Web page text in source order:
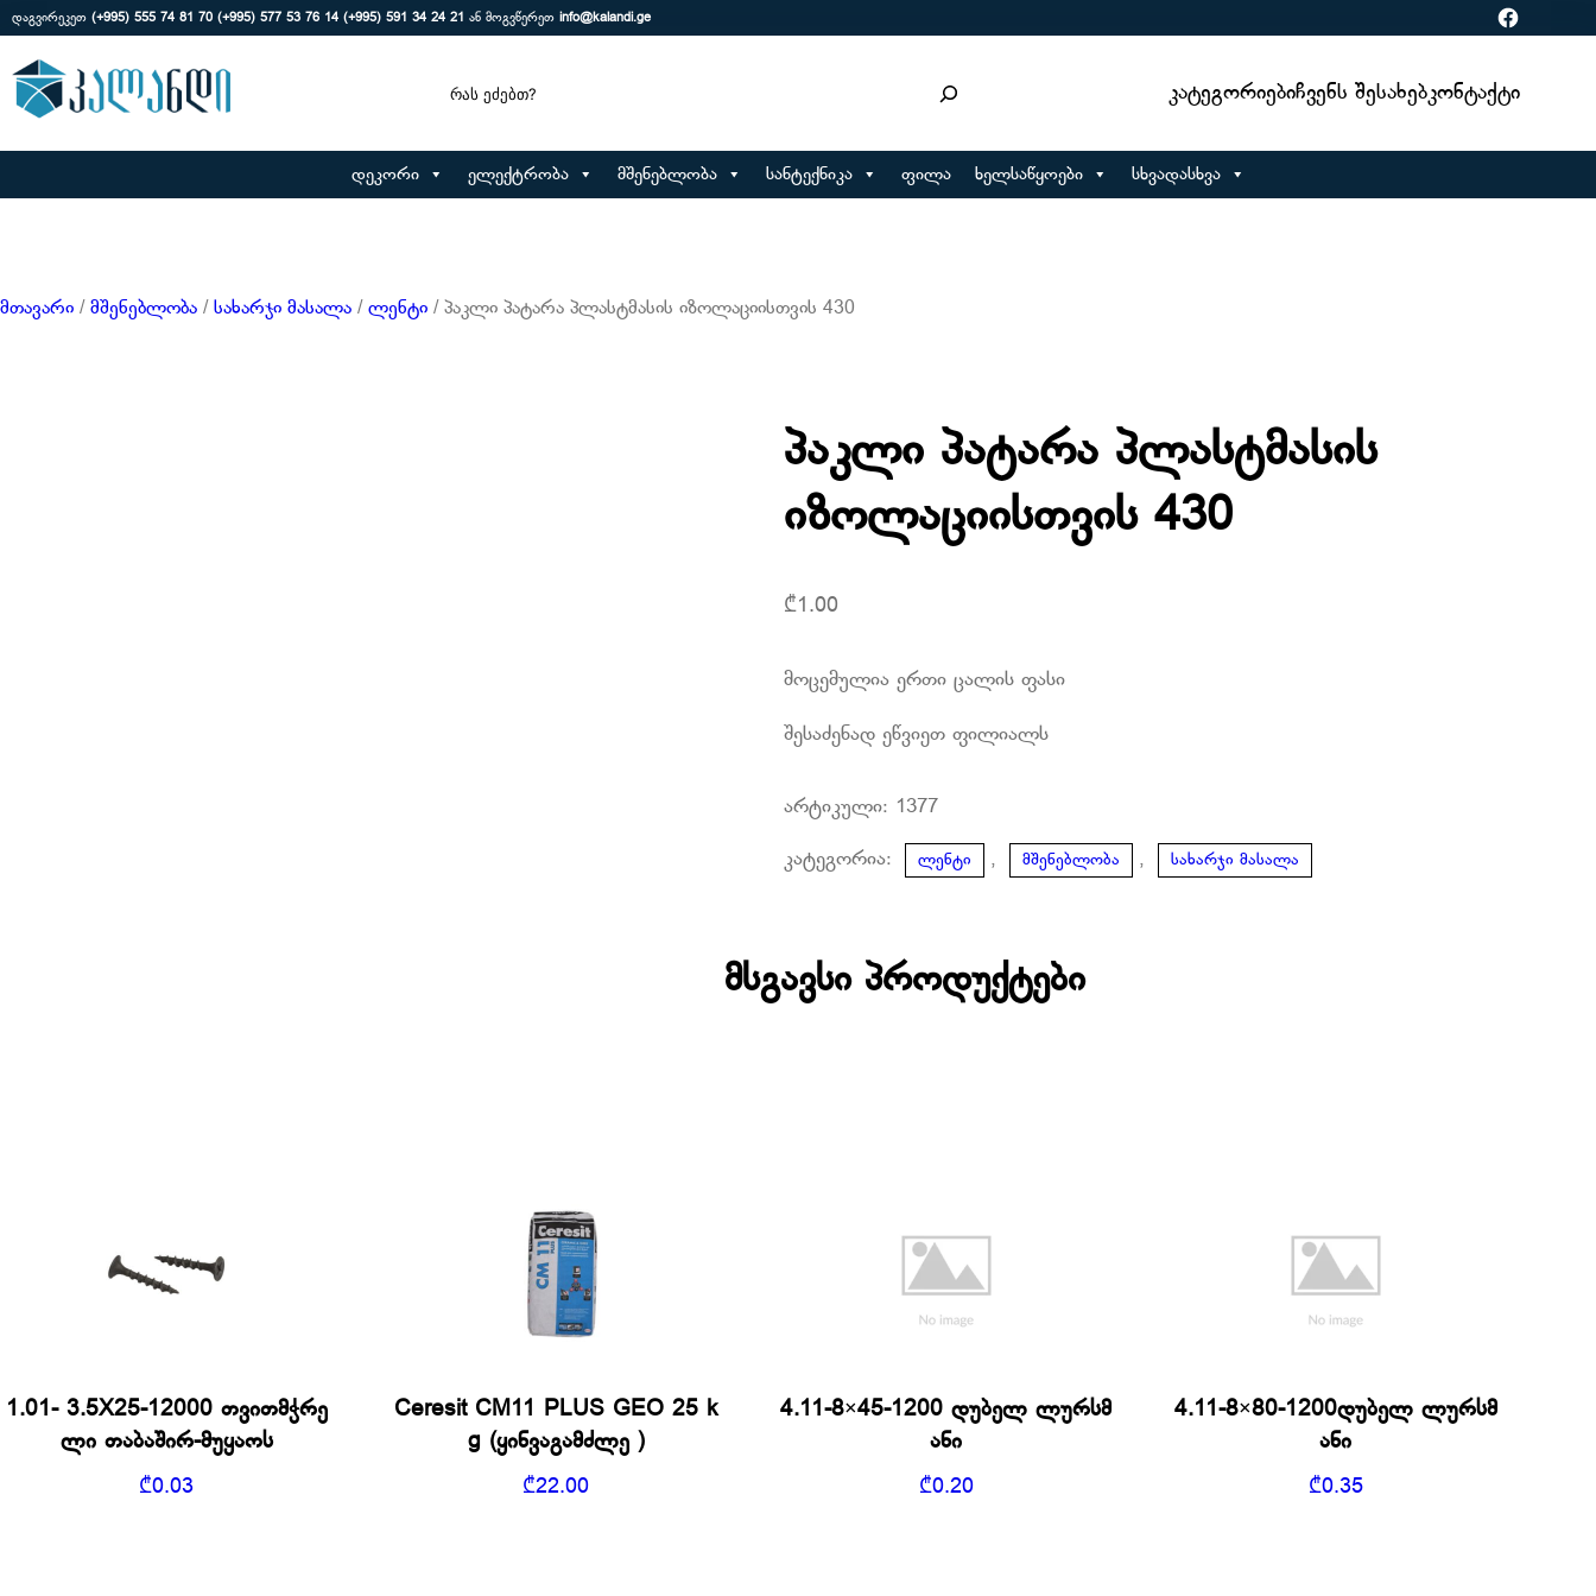
დაგვირეკეთ (+995) 555 74 81 70 (+995) 577 53 76 14 (+995) 591 34 24 21 ან მოგვწერეთ info@kalandi.ge Facebook
Search ᲙატეგორიებიᲩვენს ᲨესახებᲙონტაქტი
დეკორი ელექტრობა მშენებლობა სანტექნიკა ფილა ხელსაწყოები სხვადასხვა
მთავარი / მშენებლობა / სახარჯი მასალა / ლენტი / პაკლი პატარა პლასტმასის იზოლაციისთვის 430
პაკლი პატარა პლასტმასის
იზოლაციისთვის 430
₾1.00
მოცემულია ერთი ცალის ფასი
შესაძენად ეწვიეთ ფილიალს
არტიკული: 1377
კატეგორია: ლენტი , მშენებლობა , სახარჯი მასალა
მსგავსი პროდუქტები
1.01- 3.5X25-12000 თვითმჭრე
ლი თაბაშირ-მუყაოს
₾0.03
Ceresit CM11 PLUS GEO 25 k
g (ყინვაგამძლე )
₾22.00
4.11-8×45-1200 დუბელ ლურსმ
ანი
₾0.20
4.11-8×80-1200დუბელ ლურსმ
ანი
₾0.35